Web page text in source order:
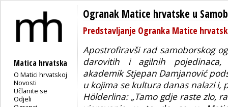
Matica hrvatska
O Matici hrvatskoj
Novosti
Učlanite se
Odjeli
Ogranak Matice hrvatske u
Predstavljanje Ogranka Matice
Apostrofiravši rad samoborskog
darovitih i agilnih pojedinaca,
akademik Stjepan Damjanović
u kojima se kultura danas nalazi i,
Hölderlina: „Tamo gdje raste zlo,